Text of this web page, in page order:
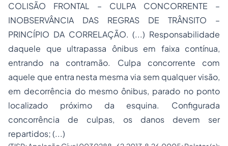
COLISÃO FRONTAL – CULPA CONCORRENTE –
INOBSERVÂNCIA DAS REGRAS DE TRÂNSITO –
PRINCÍPIO DA CORRELAÇÃO. (...) Responsabilidade
daquele que ultrapassa ônibus em faixa contínua,
entrando na contramão. Culpa concorrente com
aquele que entra nesta mesma via sem qualquer visão,
em decorrência do mesmo ônibus, parado no ponto
localizado próximo da esquina. Configurada
concorrência de culpas, os danos devem ser
repartidos; (...)